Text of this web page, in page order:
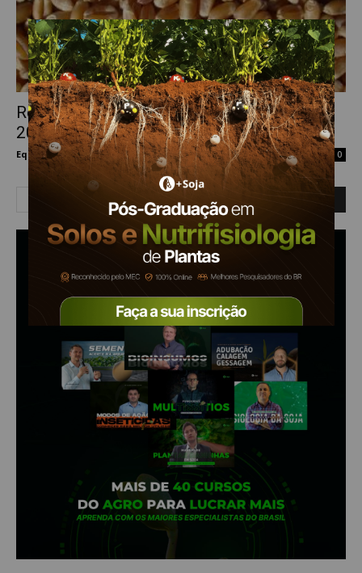
Resultados dos moinhos brasileiros em
2024 estão abaixo da média histórica,...
Equipe Mais Soja - 28 de outubro de 2024 0